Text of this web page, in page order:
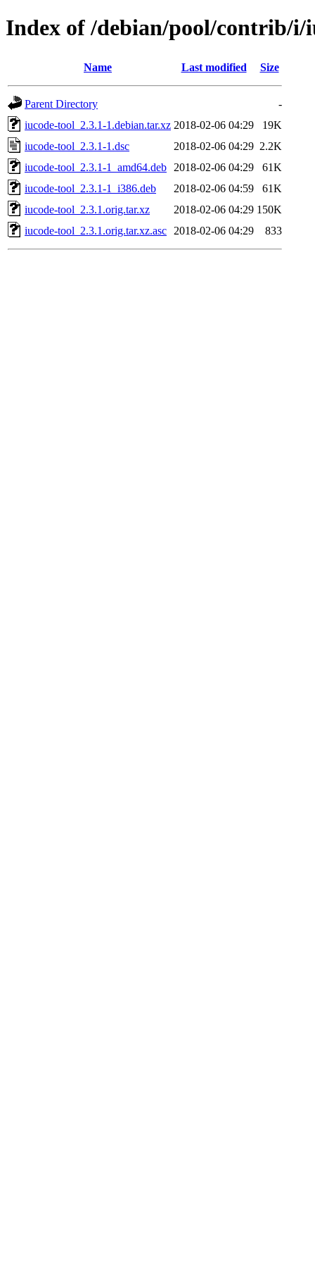
Index of /debian/pool/contrib/i/
Name Last modified Size
Parent Directory
-
iucode-tool_2.3.1-1.debian.tar.xz 2018-02-06 04:29
19K
iucode-tool_2.3.1-1.dsc
2018-02-06 04:29 2.2K
iucode-tool_2.3.1-1_amd64.deb
2018-02-06 04:29
61K
iucode-tool_2.3.1-1_i386.deb
2018-02-06 04:59
61K
iucode-tool_2.3.1.orig.tar.xz
2018-02-06 04:29 150K
iucode-tool_2.3.1.orig.tar.xz.asc
2018-02-06 04:29 833